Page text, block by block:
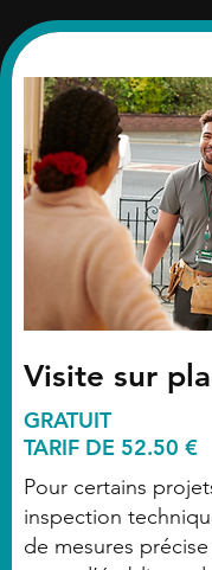
Visite sur
GRATUIT
TARIF DE 52.50 €
Pour certains
inspection
de mesures